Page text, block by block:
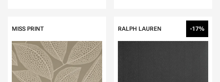
MISS PRINT RALPH LAUREN -17%